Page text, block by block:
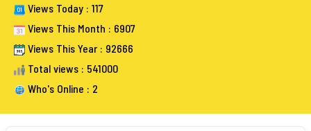
Views Today : 117
Views This Month : 6907
Views This Year : 92666
Total views : 541000
Who's Online : 2